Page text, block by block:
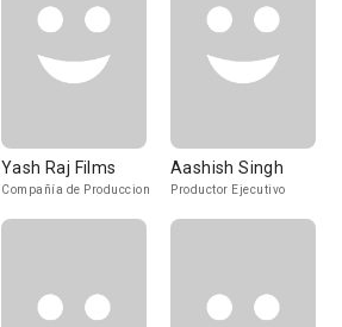
Yash Raj Films
Compañía de Produccion
Aashish Singh
Productor Ejecutivo